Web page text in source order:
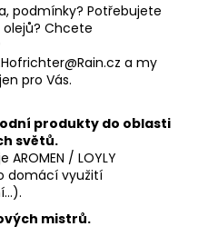
podmínky? Potřebujete
Chcete
a my
pro Vás.
produkty do oblasti
světů.
/ LOYLY
domácí využití
mistrů.